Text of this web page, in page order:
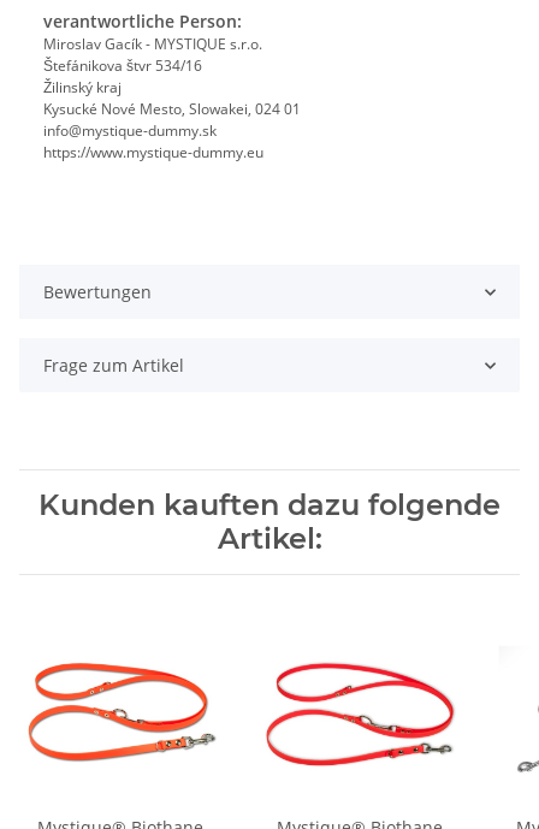
verantwortliche Person:
Miroslav Gacík - MYSTIQUE s.r.o.
Štefánikova štvr 534/16
Žilinský kraj
Kysucké Nové Mesto, Slowakei, 024 01
info@mystique-dummy.sk
https://www.mystique-dummy.eu
Bewertungen
Frage zum Artikel
Kunden kauften dazu folgende
Artikel: